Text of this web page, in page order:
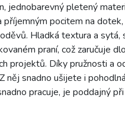
jednobarevný pletený
pocitem na
Hladká textura a sytá,
praní, což zaručuje
projektů. Díky pružnosti a
něj snadno ušijete i
pracuje, je poddajný